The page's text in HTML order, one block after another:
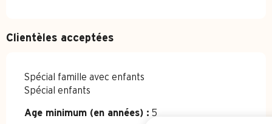
Clientèles acceptées
Spécial famille avec enfants
Spécial enfants
Age minimum (en années) : 5